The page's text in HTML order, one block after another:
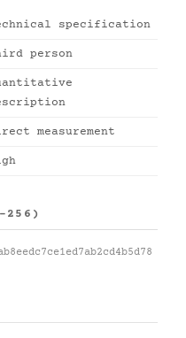
specification
person
measurement
256)